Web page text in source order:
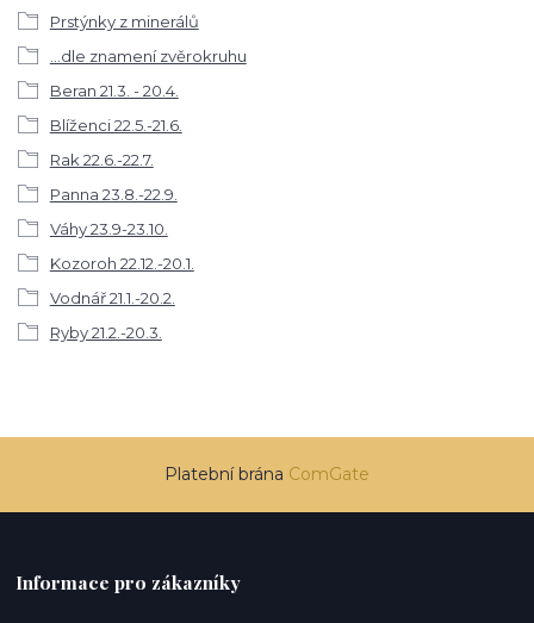
Prstýnky z minerálů
...dle znamení zvěrokruhu
Beran 21.3. - 20.4.
Blíženci 22.5.-21.6.
Rak 22.6.-22.7.
Panna 23.8.-22.9.
Váhy 23.9-23.10.
Kozoroh 22.12.-20.1.
Vodnář 21.1.-20.2.
Ryby 21.2.-20.3.
Platební brána ComGate
Informace pro zákazníky